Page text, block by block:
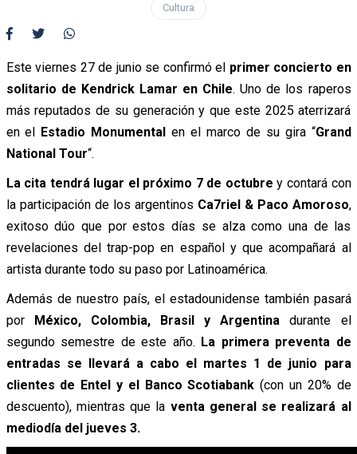
Cultura
Este viernes 27 de junio se confirmó el primer concierto en
solitario de Kendrick Lamar en Chile. Uno de los raperos
más reputados de su generación y que este 2025 aterrizará
en el Estadio Monumental en el marco de su gira “Grand
National Tour“.
La cita tendrá lugar el próximo 7 de octubre y contará con
la participación de los argentinos Ca7riel & Paco Amoroso,
exitoso dúo que por estos días se alza como una de las
revelaciones del trap-pop en español y que acompañará al
artista durante todo su paso por Latinoamérica.
Además de nuestro país, el estadounidense también pasará
por México, Colombia, Brasil y Argentina durante el
segundo semestre de este año. La primera preventa de
entradas se llevará a cabo el martes 1 de junio para
clientes de Entel y el Banco Scotiabank (con un 20% de
descuento), mientras que la venta general se realizará al
mediodía del jueves 3.